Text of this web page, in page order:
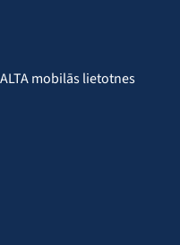
mobilās lietotnes